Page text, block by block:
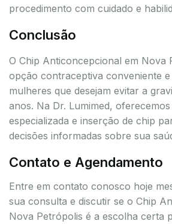
procedimento com cuidado e
Conclusão
O Chip Anticoncepcional em Nova
opção contraceptiva conveniente
mulheres que desejam evitar a
anos. Na Dr. Lumimed,
especializada e inserção de chip
decisões informadas sobre sua
Contato e Agendamento
Entre em contato conosco hoje
sua consulta e discutir se o Chip
Nova Petrópolis é a escolha certa